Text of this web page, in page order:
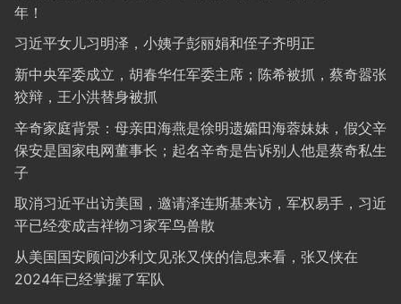
年！
习近平女儿习明泽，小姨子彭丽娟和侄子齐明正
新中央军委成立，胡春华任军委主席；陈希被抓，蔡奇嚣张
狡辩，王小洪替身被抓
辛奇家庭背景：母亲田海燕是徐明遗孀田海蓉妹妹，假父辛
保安是国家电网董事长；起名辛奇是告诉别人他是蔡奇私生
子
取消习近平出访美国，邀请泽连斯基来访，军权易手，习近
平已经变成吉祥物习家军鸟兽散
从美国国安顾问沙利文见张又侠的信息来看，张又侠在
2024年已经掌握了军队